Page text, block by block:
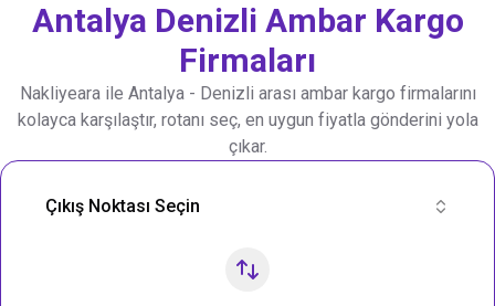
Antalya Denizli Ambar Kargo
Firmaları
Nakliyeara ile Antalya- Denizli arası ambar kargo firmalarını
kolayca karşılaştır, rotanı seç, en uygun fiyatla gönderini yola
çıkar.
Nakliye Rotası Ara
Çıkış Noktası Seçin